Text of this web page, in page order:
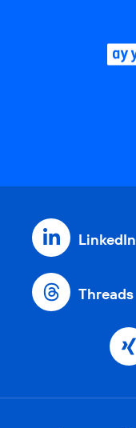
LinkedIn
Threads